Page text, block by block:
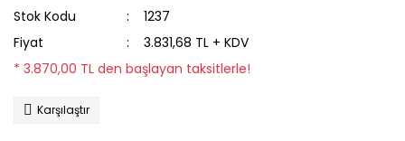
Stok Kodu
1237
Fiyat
3.831,68 TL + KDV
* 3.870,00 TL den başlayan taksitlerle!
Karşılaştır